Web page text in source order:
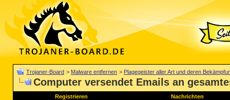
Trojaner-Board > Malware entfernen > Plagegeister aller Art und deren
Computer versendet Emails an
Registrieren Nachrichten